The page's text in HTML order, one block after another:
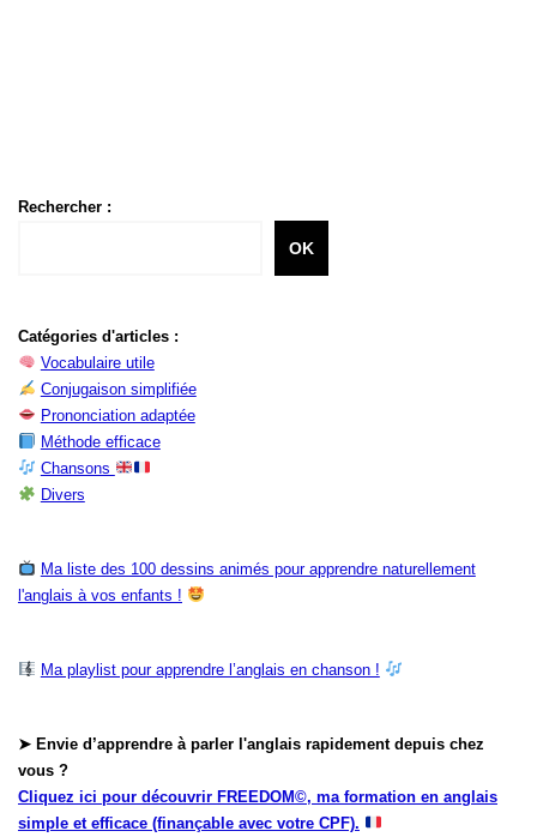
Rechercher :
OK
Catégories d'articles :
Vocabulaire utile
Conjugaison simplifiée
Prononciation adaptée
Méthode efficace
Chansons
Divers
Ma liste des 100 dessins animés pour apprendre naturellement
l'anglais à vos enfants !
Ma playlist pour apprendre l’anglais en chanson !
➤ Envie d’apprendre à parler l'anglais rapidement depuis chez
vous ?
Cliquez ici pour découvrir FREEDOM©, ma formation en anglais
simple et efficace (finançable avec votre CPF).